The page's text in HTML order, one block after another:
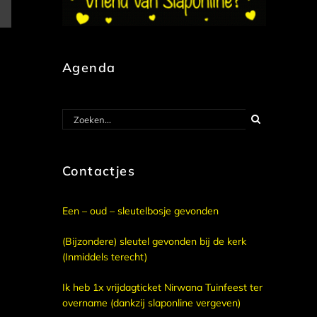
Agenda
Zoeken
naar:
Contactjes
Een – oud – sleutelbosje gevonden
(Bijzondere) sleutel gevonden bij de kerk
(Inmiddels terecht)
Ik heb 1x vrijdagticket Nirwana Tuinfeest ter
overname (dankzij slaponline vergeven)